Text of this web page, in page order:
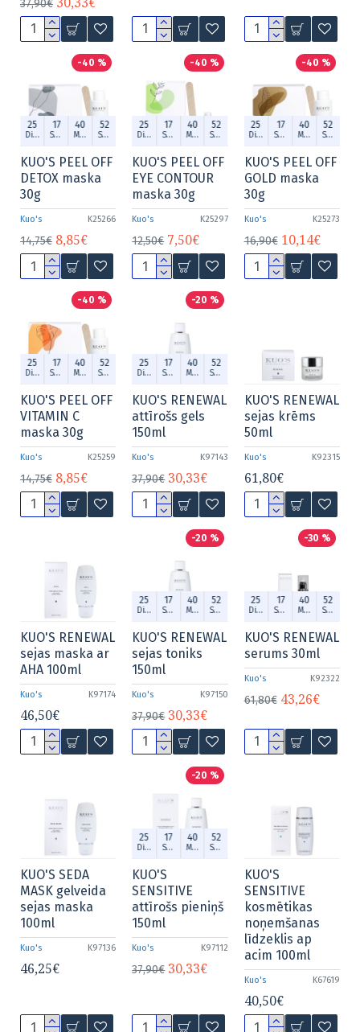
37,90€
-40 %
25
Dien.
17
Stund.
40
Min.
52
Sek.
Kuo's K25266
KUO'S PEEL OFF
DETOX maska
30g
14,75€ 8,85€
-40 %
25
Dien.
17
Stund.
40
Min.
52
Sek.
Kuo's K25297
KUO'S PEEL OFF
EYE CONTOUR
maska 30g
12,50€ 7,50€
-40 %
25
Dien.
17
Stund.
40
Min.
52
Sek.
Kuo's K25273
KUO'S PEEL OFF
GOLD maska
30g
16,90€ 10,14€
-40 %
25
Dien.
17
Stund.
40
Min.
52
Sek.
Kuo's K25259
KUO'S PEEL OFF
VITAMIN C
maska 30g
14,75€ 8,85€
-20 %
25
Dien.
17
Stund.
40
Min.
52
Sek.
Kuo's K97143
KUO'S RENEWAL
attīrošs gels
150ml
37,90€ 30,33€
Kuo's K92315
KUO'S RENEWAL
sejas krēms
50ml
61,80€
Kuo's K97174
KUO'S RENEWAL
sejas maska ar
AHA 100ml
46,50€
-20 %
25
Dien.
17
Stund.
40
Min.
52
Sek.
Kuo's K97150
KUO'S RENEWAL
sejas toniks
150ml
37,90€ 30,33€
-30 %
25
Dien.
17
Stund.
40
Min.
52
Sek.
Kuo's K92322
KUO'S RENEWAL
serums 30ml
61,80€ 43,26€
Kuo's K97136
KUO'S SEDA
MASK gelveida
sejas maska
100ml
46,25€
-20 %
25
Dien.
17
Stund.
40
Min.
52
Sek.
Kuo's K97112
KUO'S
SENSITIVE
attīrošs pieniņš
150ml
37,90€ 30,33€
Kuo's K67619
KUO'S
SENSITIVE
kosmētikas
noņemšanas
līdzeklis ap
acim 100ml
40,50€